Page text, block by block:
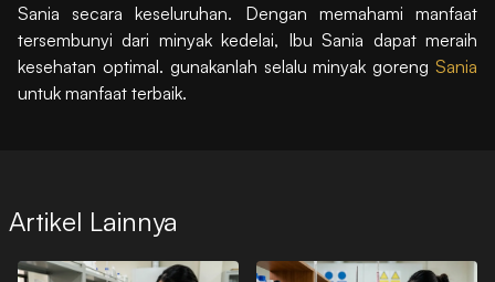
Sania secara keseluruhan. Dengan memahami manfaat
tersembunyi dari minyak kedelai, Ibu Sania dapat meraih
kesehatan optimal. gunakanlah selalu minyak goreng Sania
untuk manfaat terbaik.
Artikel Lainnya